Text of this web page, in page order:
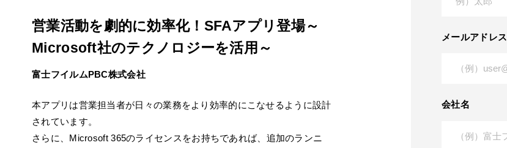
営業活動を劇的に効率化！SFAアプリ登場～
Microsoft社のテクノロジーを活用～
富士フイルムPBC株式会社
本アプリは営業担当者が日々の業務をより効率的にこなせるように設計
されています。
さらに、Microsoft 365のライセンスをお持ちであれば、追加のランニ
メールアドレス
会社名